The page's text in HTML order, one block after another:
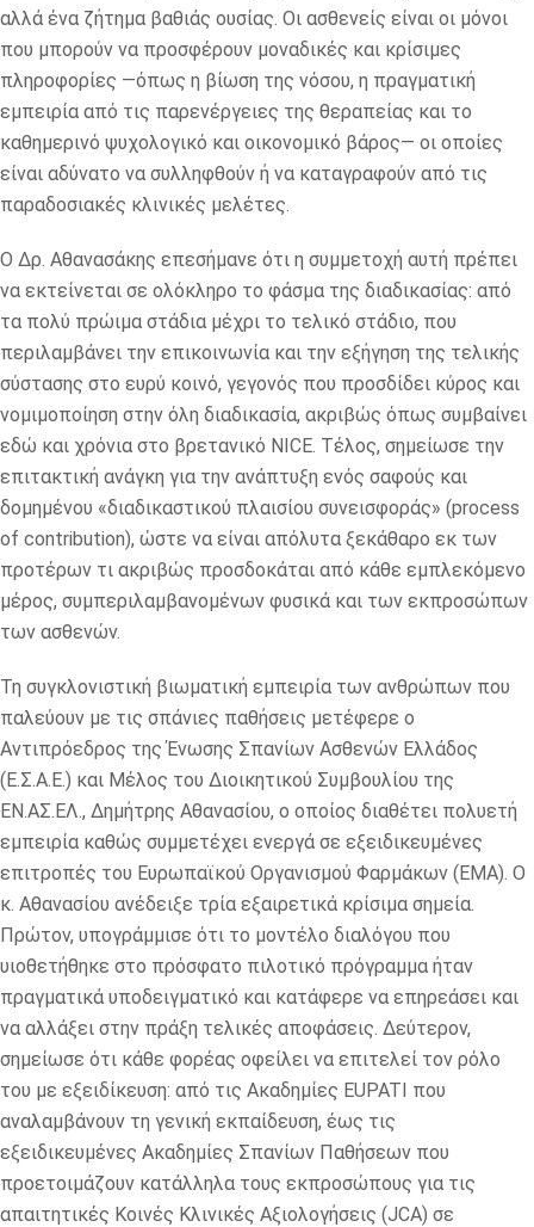
αλλά ένα ζήτημα βαθιάς ουσίας. Οι ασθενείς είναι οι μόνοι
που μπορούν να προσφέρουν μοναδικές και κρίσιμες
πληροφορίες —όπως η βίωση της νόσου, η πραγματική
εμπειρία από τις παρενέργειες της θεραπείας και το
καθημερινό ψυχολογικό και οικονομικό βάρος— οι οποίες
είναι αδύνατο να συλληφθούν ή να καταγραφούν από τις
παραδοσιακές κλινικές μελέτες.
Ο Δρ. Αθανασάκης επεσήμανε ότι η συμμετοχή αυτή πρέπει
να εκτείνεται σε ολόκληρο το φάσμα της διαδικασίας: από
τα πολύ πρώιμα στάδια μέχρι το τελικό στάδιο, που
περιλαμβάνει την επικοινωνία και την εξήγηση της τελικής
σύστασης στο ευρύ κοινό, γεγονός που προσδίδει κύρος και
νομιμοποίηση στην όλη διαδικασία, ακριβώς όπως συμβαίνει
εδώ και χρόνια στο βρετανικό NICE. Τέλος, σημείωσε την
επιτακτική ανάγκη για την ανάπτυξη ενός σαφούς και
δομημένου «διαδικαστικού πλαισίου συνεισφοράς» (process
of contribution), ώστε να είναι απόλυτα ξεκάθαρο εκ των
προτέρων τι ακριβώς προσδοκάται από κάθε εμπλεκόμενο
μέρος, συμπεριλαμβανομένων φυσικά και των εκπροσώπων
των ασθενών.
Τη συγκλονιστική βιωματική εμπειρία των ανθρώπων που
παλεύουν με τις σπάνιες παθήσεις μετέφερε ο
Αντιπρόεδρος της Ένωσης Σπανίων Ασθενών Ελλάδος
(Ε.Σ.Α.Ε.) και Μέλος του Διοικητικού Συμβουλίου της
ΕΝ.ΑΣ.ΕΛ., Δημήτρης Αθανασίου, ο οποίος διαθέτει πολυετή
εμπειρία καθώς συμμετέχει ενεργά σε εξειδικευμένες
επιτροπές του Ευρωπαϊκού Οργανισμού Φαρμάκων (EMA). Ο
κ. Αθανασίου ανέδειξε τρία εξαιρετικά κρίσιμα σημεία.
Πρώτον, υπογράμμισε ότι το μοντέλο διαλόγου που
υιοθετήθηκε στο πρόσφατο πιλοτικό πρόγραμμα ήταν
πραγματικά υποδειγματικό και κατάφερε να επηρεάσει και
να αλλάξει στην πράξη τελικές αποφάσεις. Δεύτερον,
σημείωσε ότι κάθε φορέας οφείλει να επιτελεί τον ρόλο
του με εξειδίκευση: από τις Ακαδημίες EUPATI που
αναλαμβάνουν τη γενική εκπαίδευση, έως τις
εξειδικευμένες Ακαδημίες Σπανίων Παθήσεων που
προετοιμάζουν κατάλληλα τους εκπροσώπους για τις
απαιτητικές Κοινές Κλινικές Αξιολογήσεις (JCA) σε